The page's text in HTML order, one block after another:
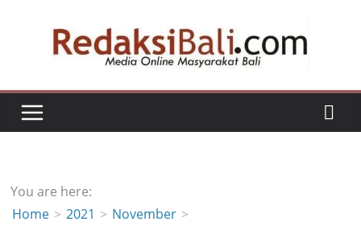
You are here:
Home
2021
November